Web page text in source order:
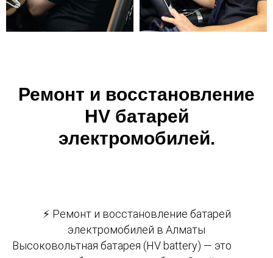
Ремонт и восстановление
HV батарей
электромобилей.
⚡ Ремонт и восстановление батарей
электромобилей в Алматы
Высоковольтная батарея (HV battery) — это